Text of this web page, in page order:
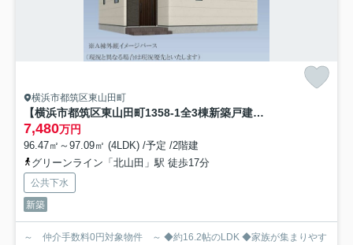
横浜市都筑区東山田町
【横浜市都筑区東山田町1358-1全3棟新築戸建て】★仲介手数料無料★（山田小学校・東山田中学校）
7,480万円
96.47㎡～97.09㎡ (4LDK) /予定 /2階建
グリーンライン「北山田」駅 徒歩17分
公共下水
新築
～ 仲介手数料0円対象物件 ～ ◆約16.2帖のLDK ◆家族が集まりやす